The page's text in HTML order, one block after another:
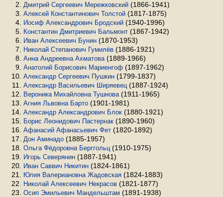
Дмитрий Сергеевич Мережковский (1866-1941)
Алексей Константинович Толстой (1817-1875)
Иосиф Александрович Бродский (1940-1996)
Константин Дмитриевич Бальмонт (1867-1942)
Иван Алексеевич Бунин (1870-1953)
Николай Степанович Гумилёв (1886-1921)
Анна Андреевна Ахматова (1889-1966)
Анатолий Борисович Мариенгоф (1897-1962)
Александр Сергеевич Пушкин (1799-1837)
Александр Васильевич Ширяевец (1887-1924)
Вероника Михайловна Тушнова (1911-1965)
Агния Львовна Барто (1901-1981)
Александр Александрович Блок (1880-1921)
Борис Леонидович Пастернак (1890-1960)
Афанасий Афанасьевич Фет (1820-1892)
Дон Аминадо (1885-1957)
Ольга Фёдоровна Берггольц (1910-1975)
Игорь Северянин (1887-1941)
Иван Саввич Никитин (1824-1861)
Юлия Валериановна Жадовская (1824-1883)
Николай Алексеевич Некрасов (1821-1877)
Осип Эмильевич Мандельштам (1891-1938)